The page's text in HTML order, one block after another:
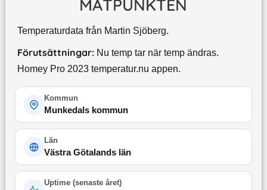
MÄTPUNKTEN
Temperaturdata från Martin Sjöberg.
Förutsättningar: Nu temp tar när temp ändras.
Homey Pro 2023 temperatur.nu appen.
Kommun
Munkedals kommun
Län
Västra Götalands län
Uptime (senaste året)